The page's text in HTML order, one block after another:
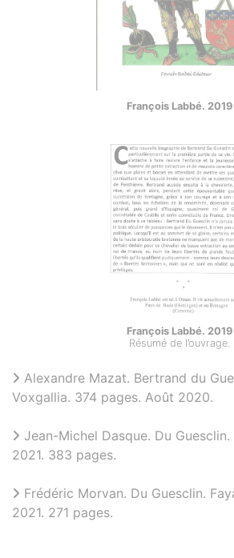
François Labbé. 2019
François Labbé. 2019
Résumé de l’ouvrage.
Alexandre Mazat. Bertrand du
Voxgallia. 374 pages. Août 2020.
Jean-Michel Dasque. Du
2021. 383 pages.
Frédéric Morvan. Du Guesclin.
2021. 271 pages.